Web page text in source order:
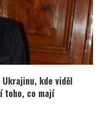
kde viděl
toho, co mají